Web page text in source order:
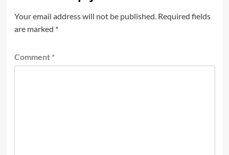
Your email address will not be published. Required fields
are marked *
Comment *